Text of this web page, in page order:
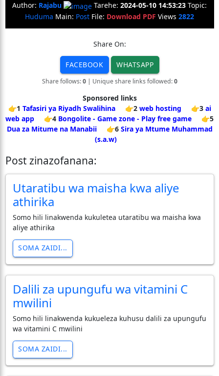
Author: Rajabu Tarehe: 2024-05-10 14:53:23 Topic:
Huduma Main: Post File: Download PDF Views 2822
Share On:
FACEBOOK WHATSAPP
Share follows:0| Unique share links followed:0
Sponsored links
👉1 Tafasiri ya Riyadh Swalihina 👉2 web hosting 👉3 ai
web app
👉4 Bongolite - Game zone - Play free game
👉5
Dua za Mitume na Manabii
👉6 Sira ya Mtume Muhammad
(s.a.w)
Post zinazofanana:
Utaratibu wa maisha kwa aliye
athirika
Somo hili linakwenda kukuletea utaratibu wa maisha kwa
aliye athirika
SOMA ZAIDI...
Dalili za upungufu wa vitamini C
mwilini
Somo hili linakwenda kukueleza kuhusu dalili za upungufu
wa vitamini C mwilini
SOMA ZAIDI...